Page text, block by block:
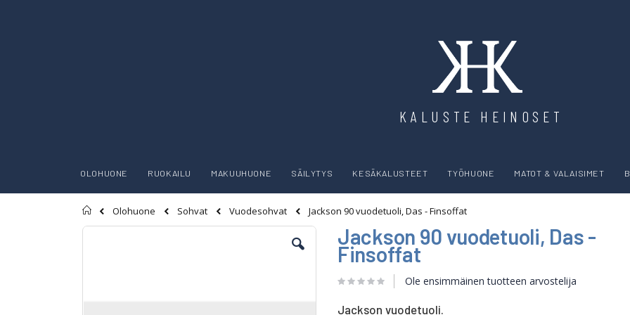
KALUSTE HEINOSET
OLOHUONE RUOKAILU MAKUUHUONE SÄILYTYS KESÄKALUSTEET TYÖHUONE MATOT & VALAISIMET
Etusivu
Olohuone Sohvat Vuodesohvat
Jackson 90 vuodetuoli, Das - Finsoffat
Skip
Jackson 90 vuodetuoli, Das -
Finsoffat
Ole ensimmäinen tuotteen arvostelija
Jackson vuodetuoli.